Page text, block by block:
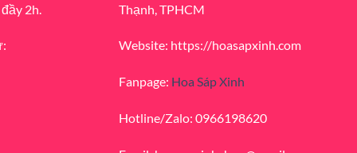
2h.
Thạnh, TPHCM
Website: https://hoasapxinh.com
Fanpage: Hoa Sáp Xinh
Hotline/Zalo: 0966198620